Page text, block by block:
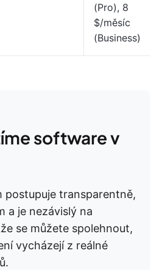
(Pro), 8
$/měsíc
(Business)
software v
postupuje transparentně,
a je nezávislý na
se můžete spolehnout,
vycházejí z reálné